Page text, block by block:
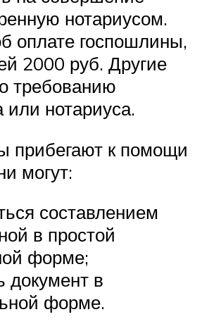
нотариусом.
оплате госпошлины,
2000 руб. Другие
требованию
или нотариуса.
прибегают к помощи
могут:
составлением
в простой
форме;
документ в
форме.